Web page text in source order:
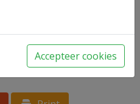
Accepteer cookies